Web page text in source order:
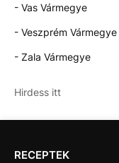
- Vas Vármegye
- Veszprém Vármegye
- Zala Vármegye
Hirdess itt
RECEPTEK